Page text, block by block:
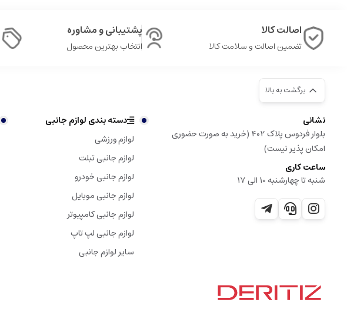
اصالت کالا
تضمین اصالت و سلامت کالا
پشتیبانی و مشاوره
انتخاب بهترین محصول
برگشت به بالا
نشانی
بلوار فردوس پلاک 402 (خرید به صورت حضوری
امکان پذیر نیست)
ساعت کاری
شنبه تا چهارشنبه 10 الی 17
دسته بندی لوازم جانبی
لوازم ورزشی
لوازم جانبی تبلت
لوازم جانبی خودرو
لوازم جانبی موبایل
لوازم جانبی کامپیوتر
لوازم جانبی لپ تاپ
سایر لوازم جانبی